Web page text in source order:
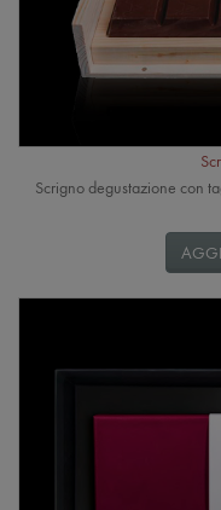
Scrigno degustazione con